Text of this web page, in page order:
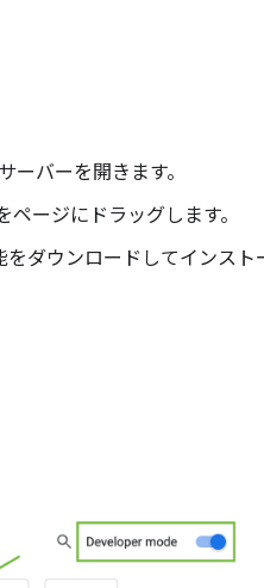
バーを開きます。
ージにドラッグします。
ダウンロードしてインスト